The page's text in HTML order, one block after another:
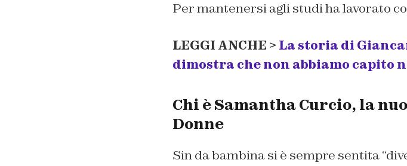
Per mantenersi agli studihalavorato
LEGGI ANCHE > La storia di
dimostra che non abbiamo capito
Chi è Samantha Curcio, la
Donne
Sin da bambina siè sempre sentita“